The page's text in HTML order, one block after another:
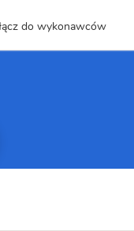
do wykonawców